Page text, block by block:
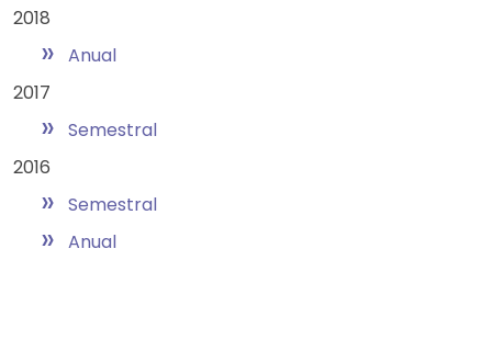
2018
» Anual
2017
» Semestral
2016
» Semestral
» Anual